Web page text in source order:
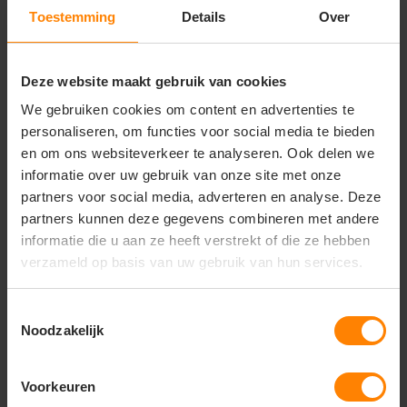
Toestemming Details Over
Deze website maakt gebruik van cookies
We gebruiken cookies om content en advertenties te
personaliseren, om functies voor social media te bieden
en om ons websiteverkeer te analyseren. Ook delen we
informatie over uw gebruik van onze site met onze
partners voor social media, adverteren en analyse. Deze
partners kunnen deze gegevens combineren met andere
informatie die u aan ze heeft verstrekt of die ze hebben
verzameld op basis van uw gebruik van hun services.
Noodzakelijk
Voorkeuren
Belangrijkste kenmerken:
Materiaal:100% functioneel en sneldrogend
Design:Sportief ontwerp met korte mouwen en
Pasvorm:Ergonomische, licht getailleerde
damespasvorm (Ladies fit) voor optimaal comfort
Functionaliteit:Uitstekende vochtregulatie
(moisture-wicking) en sneldrogend vermogen
Afwerking:Sterke, platte naden om schuren te
voorkomen en een glad oppervlak voor een strakke
Vragen? Neem contact
op met onze